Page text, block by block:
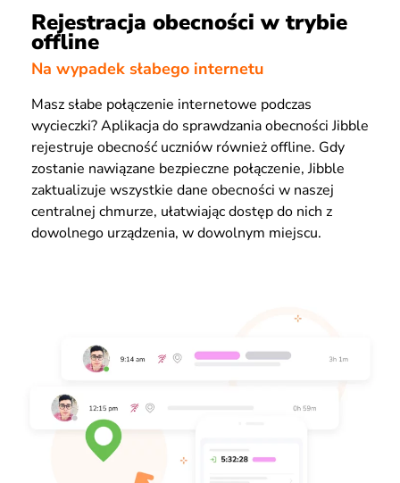
Rejestracja obecności w trybie
offline
Na wypadek słabego internetu
Masz słabe połączenie internetowe podczas
wycieczki? Aplikacja do sprawdzania obecności Jibble
rejestruje obecność uczniów również offline. Gdy
zostanie nawiązane bezpieczne połączenie, Jibble
zaktualizuje wszystkie dane obecności w naszej
centralnej chmurze, ułatwiając dostęp do nich z
dowolnego urządzenia, w dowolnym miejscu.